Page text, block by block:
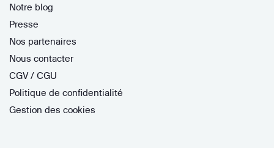
Notre blog
Presse
Nos partenaires
Nous contacter
CGV / CGU
Politique de confidentialité
Gestion des cookies